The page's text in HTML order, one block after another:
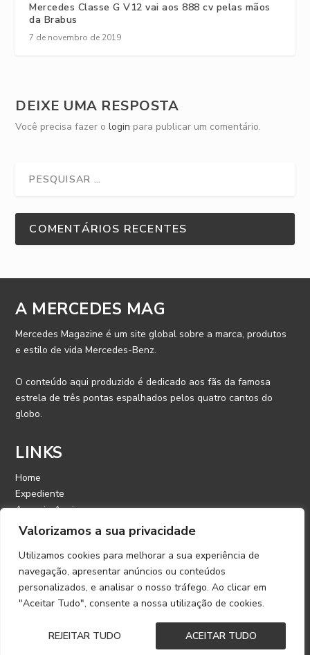
Valorizamos a sua privacidade
Utilizamos cookies para melhorar a sua experiência de
navegação, apresentar anúncios ou conteúdos
personalizados, e analisar o nosso tráfego. Ao clicar em
"Aceitar Tudo", consente a nossa utilização de cookies.
REJEITAR TUDO ACEITAR TUDO
Mercedes Classe G V12 vai aos 888 cv pelas mãos
da Brabus
7 de novembro de 2019
DEIXE UMA RESPOSTA
Você precisa fazer ologin para publicar um comentário.
COMENTÁRIOS RECENTES
A MERCEDES MAG
Mercedes Magazine é um site global sobre a marca, produtos
e estilo de vida Mercedes-Benz.
O conteúdo aqui produzido é dedicado aos fãs da famosa
estrela de três pontas espalhados pelos quatro cantos do
globo.
LINKS
Home
Expediente
Anuncie Aqui
Contato
CONTATO
E-mail: contato@mercedesmagazine.com.br
©️ 2022 – Copyright | Mercedes Magazine | Desenvolvido por
Link Nacional